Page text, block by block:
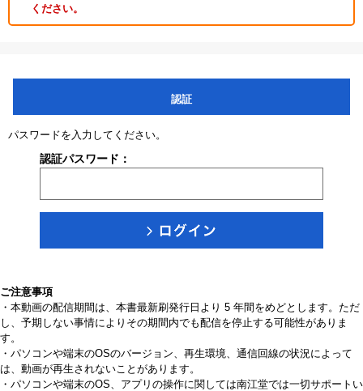
ください。
認証
パスワードを入力してください。
認証パスワード：
ご注意事項
・本動画の配信期間は、本書最新刷発行日より 5 年間をめどとします。ただ
し、予期しない事情によりその期間内でも配信を停止する可能性がありま
す。
・パソコンや端末のOSのバージョン、再生環境、通信回線の状況によって
は、動画が再生されないことがあります。
・パソコンや端末のOS、アプリの操作に関しては南江堂では一切サポートい